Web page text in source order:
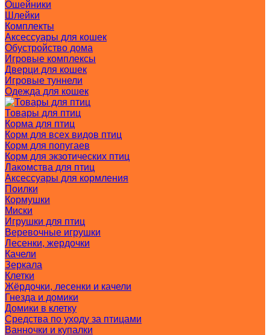
Ошейники
Шлейки
Комплекты
Аксессуары для кошек
Обустройство дома
Игровые комплексы
Дверци для кошек
Игровые туннели
Одежда для кошек
Товары для птиц
Корма для птиц
Корм для всех видов птиц
Корм для попугаев
Корм для экзотических птиц
Лакомства для птиц
Аксессуары для кормления
Поилки
Кормушки
Миски
Игрушки для птиц
Веревочные игрушки
Лесенки, жердочки
Качели
Зеркала
Клетки
Жёрдочки, лесенки и качели
Гнезда и домики
Домики в клетку
Средства по уходу за птицами
Ванночки и купалки